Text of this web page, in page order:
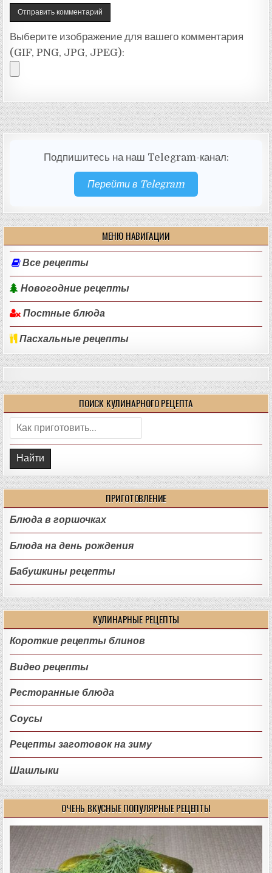
Выберите изображение для вашего комментария
(GIF, PNG, JPG, JPEG):
Подпишитесь на наш Telegram-канал:
Перейти в Telegram
МЕНЮ НАВИГАЦИИ
Все рецепты
Новогодние рецепты
Постные блюда
Пасхальные рецепты
ПОИСК КУЛИНАРНОГО РЕЦЕПТА
Поиск:
ПРИГОТОВЛЕНИЕ
Блюда в горшочках
Блюда на день рождения
Бабушкины рецепты
КУЛИНАРНЫЕ РЕЦЕПТЫ
Короткие рецепты блинов
Видео рецепты
Ресторанные блюда
Соусы
Рецепты заготовок на зиму
Шашлыки
ОЧЕНЬ ВКУСНЫЕ ПОПУЛЯРНЫЕ РЕЦЕПТЫ